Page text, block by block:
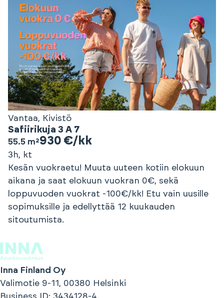
Vantaa, Kivistö
Safiirikuja 3 A 7
55.5 m²930 €/kk
3h, kt
Kesän vuokraetu! Muuta uuteen kotiin elokuun
aikana ja saat elokuun vuokran 0€, sekä
loppuvuoden vuokrat -100€/kk! Etu vain uusille
sopimuksille ja edellyttää 12 kuukauden
sitoutumista.
Inna Finland Oy
Valimotie 9-11, 00380 Helsinki